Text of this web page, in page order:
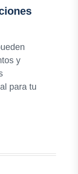
y
para tu